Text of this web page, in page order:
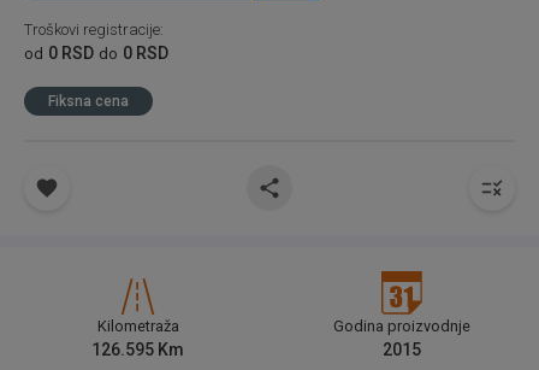
Troškovi registracije:
od 0 RSD do 0 RSD
Fiksna cena
Kilometraža
126.595 Km
Godina proizvodnje
2015